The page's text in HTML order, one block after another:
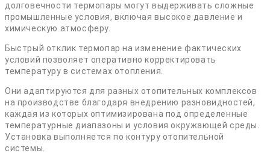
долговечности термопары могут выдерживать сложные
промышленные условия, включая высокое давление и
химическую атмосферу.
Быстрый отклик термопар на изменение фактических
условий позволяет оперативно корректировать
температуру в системах отопления.
Они адаптируются для разных отопительных комплексов
на производстве благодаря внедрению разновидностей,
каждая из которых оптимизирована под определенные
температурные диапазоны и условия окружающей среды.
Установка выполняется по контуру отопительной
системы.